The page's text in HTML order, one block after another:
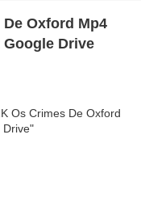
Oxford Mp4
Drive